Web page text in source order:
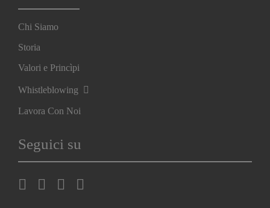
Chi Siamo
Storia
Valori e Princìpi
Whistleblowing
Lavora Con Noi
Seguici su